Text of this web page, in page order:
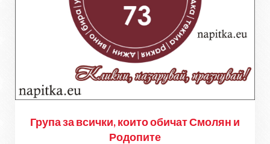
Група за всички, които обичат Смолян и
Родопите